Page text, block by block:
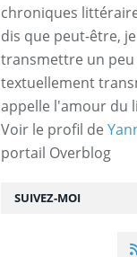
SUIVEZ-MOI
chroniques
dis que peut-être,
transmettre un peu
textuellement
appelle l'amour du
Voir le profil de
portail Overblog